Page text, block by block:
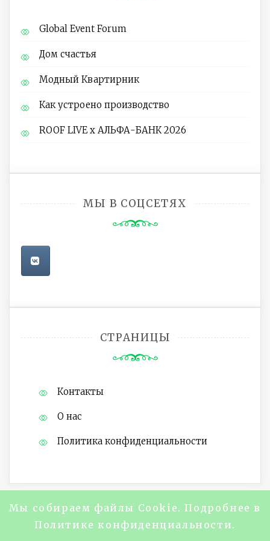
Global Event Forum
Дом счастья
Модный Квартирник
Как устроено производство
ROOF LIVE x АЛЬФА-БАНК 2026
МЫ В СОЦСЕТЯХ
СТРАНИЦЫ
Контакты
О нас
Политика конфиденциальности
Copyright @2024 Журнал "About Life
Magazine" Все права защищены.
Мы собираем файлы Cookie. Подробнее в
Политике конфиденциальности.